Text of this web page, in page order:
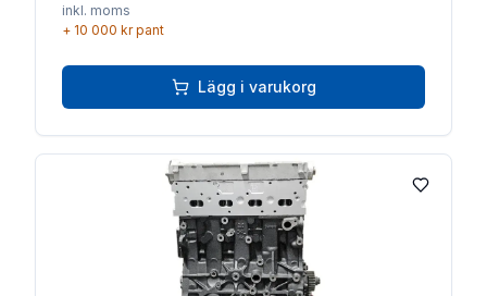
inkl. moms
+ 10 000 krpant
Lägg i varukorg
Lägg till